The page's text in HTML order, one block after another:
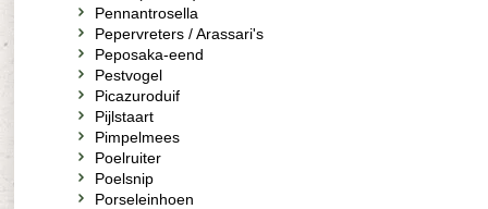
Pennantrosella
Pepervreters / Arassari's
Peposaka-eend
Pestvogel
Picazuroduif
Pijlstaart
Pimpelmees
Poelruiter
Poelsnip
Porseleinhoen